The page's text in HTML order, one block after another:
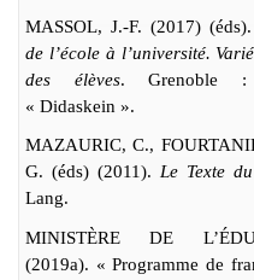
MASSOL, J.-F. (2017) (éds).
de l’école à l’université.
des élèves. Grenoble :
« Didaskein ».
MAZAURIC, C.,
G. (éds) (2011). Le Texte
Lang.
MINISTÈRE DE
(2019a). « Programme de